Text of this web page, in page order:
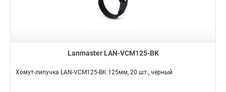
Lanmaster LAN-VCM125-BK
Хомут-липучка LAN-VCM125-BK 125мм, 20 шт., черный